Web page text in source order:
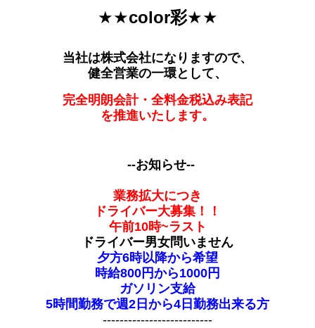
★★color彩★★
当社は株式会社になりますので、
健全営業の一環として、
完全明朗会計・全料金税込み表記
を推進いたします。
--お知らせ--
業務拡大につき
ドライバー大募集！！
午前10時~ラスト
ドライバー男女問いません
夕方6時以降から希望
時給800円から1000円
ガソリン支給
5時間勤務で週2日から4日勤務出来る方
--------------------------